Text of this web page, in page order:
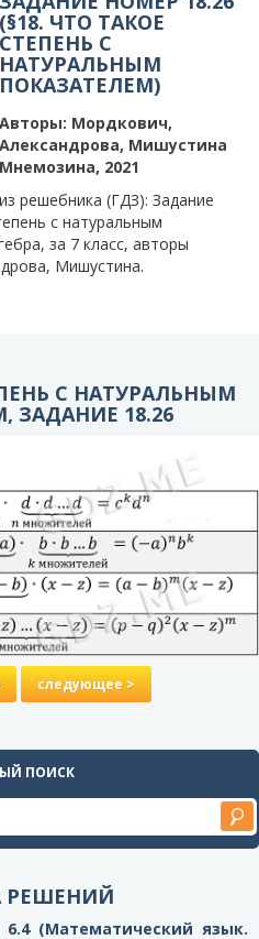
(§18. ЧТО ТАКОЕ
СТЕПЕНЬ С
НАТУРАЛЬНЫМ
ПОКАЗАТЕЛЕМ)
Авторы: Мордкович,
Александрова, Мишустина
Мнемозина, 2021
решебника (ГДЗ): Задание
с натуральным
за 7 класс, авторы
Мишустина.
С НАТУРАЛЬНЫМ
ЗАДАНИЕ 18.26
следующее >
ПОИСК
РЕШЕНИЙ
(Математический язык.